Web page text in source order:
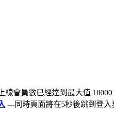
線會員數已經達到最大值
---同時頁面將在5秒後跳到登入